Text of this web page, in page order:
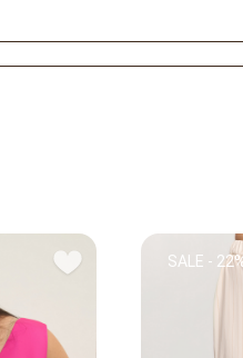
SALE -